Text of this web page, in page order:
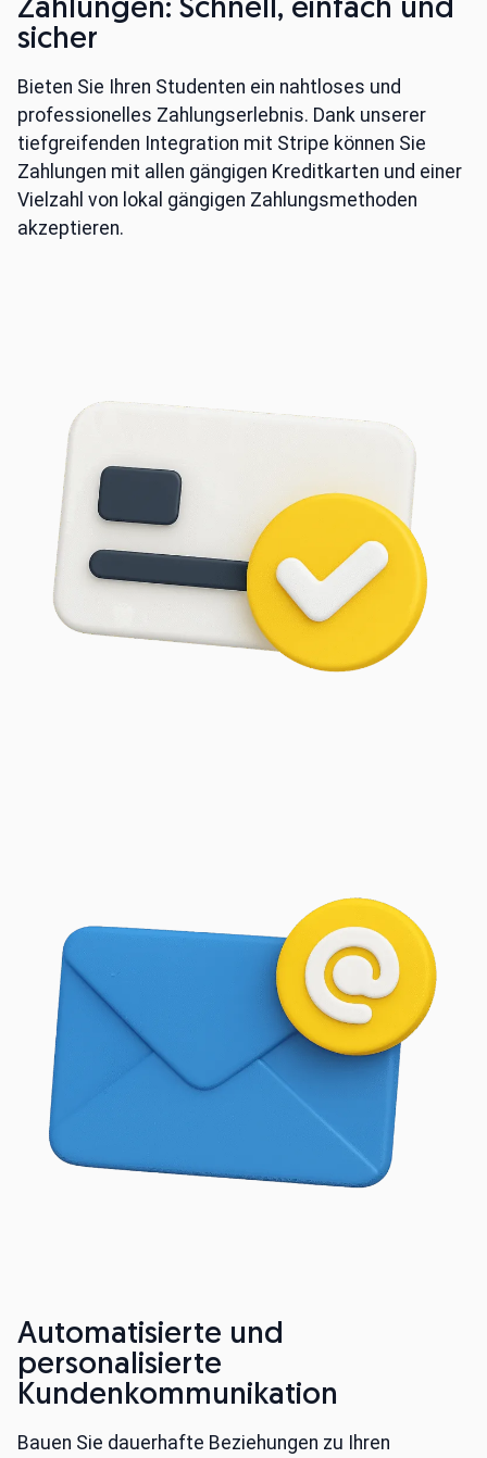
Zahlungen: Schnell, einfach und
sicher
Bieten Sie Ihren Studenten ein nahtloses und
professionelles Zahlungserlebnis. Dank unserer
tiefgreifenden Integration mit Stripe können Sie
Zahlungen mit allen gängigen Kreditkarten und einer
Vielzahl von lokal gängigen Zahlungsmethoden
akzeptieren.
Automatisierte und
personalisierte
Kundenkommunikation
Bauen Sie dauerhafte Beziehungen zu Ihren